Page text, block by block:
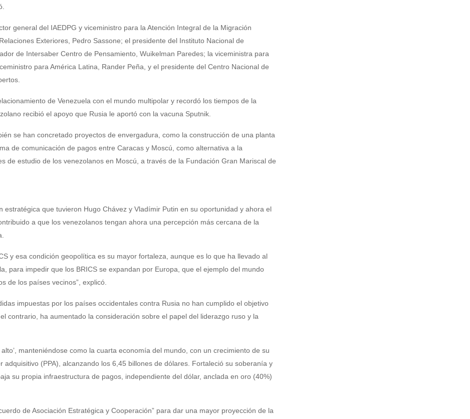
general del IAEDPG y viceministro para la Atención Integral de la Migración
Exteriores, Pedro Sassone; el presidente del Instituto Nacional de
de Intersaber Centro de Pensamiento, Wuikelman Paredes; la viceministra para
para América Latina, Rander Peña, y el presidente del Centro Nacional de
de Venezuela con el mundo multipolar y recordó los tiempos de la
recibió el apoyo que Rusia le aportó con la vacuna Sputnik.
se han concretado proyectos de envergadura, como la construcción de una planta
de comunicación de pagos entre Caracas y Moscú, como alternativa a la
de estudio de los venezolanos en Moscú, a través de la Fundación Gran Mariscal de
estratégica que tuvieron Hugo Chávez y Vladímir Putin en su oportunidad y ahora el
a que los venezolanos tengan ahora una percepción más cercana de la
y esa condición geopolítica es su mayor fortaleza, aunque es lo que ha llevado al
para impedir que los BRICS se expandan por Europa, que el ejemplo del mundo
de los países vecinos”, explicó.
impuestas por los países occidentales contra Rusia no han cumplido el objetivo
contrario, ha aumentado la consideración sobre el papel del liderazgo ruso y la
manteniéndose como la cuarta economía del mundo, con un crecimiento de su
(PPA), alcanzando los 6,45 billones de dólares. Fortaleció su soberanía y
su propia infraestructura de pagos, independiente del dólar, anclada en oro (40%)
de Asociación Estratégica y Cooperación” para dar una mayor proyección de la